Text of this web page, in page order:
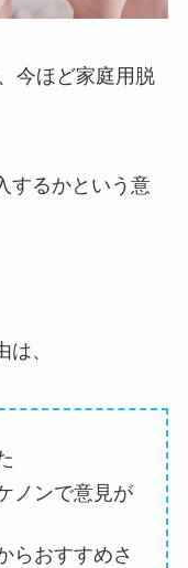
今ほど家庭用脱
するかという意
、
ノンで意見が
らおすすめさ